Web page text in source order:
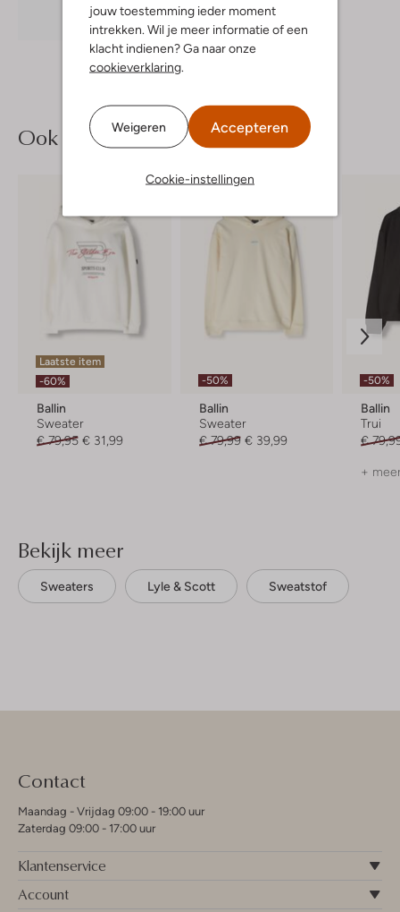
jouw toestemming ieder moment
intrekken. Wil je meer informatie of een
klacht indienen? Ga naar onze
cookieverklaring.
Weigeren Accepteren
Cookie-instellingen
Ontdek de look
Ook iets voor jou?
Laatste item
-60%
Ballin
Sweater
€ 79,95 € 31,99
-50%
Ballin
Sweater
€ 79,99 € 39,99
-50%
Ballin
Trui
€
+
Bekijk meer
Sweaters Lyle & Scott Sweatstof
Contact
Maandag - Vrijdag 09:00 - 19:00 uur
Zaterdag 09:00 - 17:00 uur
Klantenservice
Account